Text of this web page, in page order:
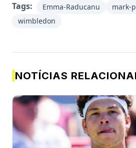
Tags: Emma-Raducanu mark-
wimbledon
NOTÍCIAS